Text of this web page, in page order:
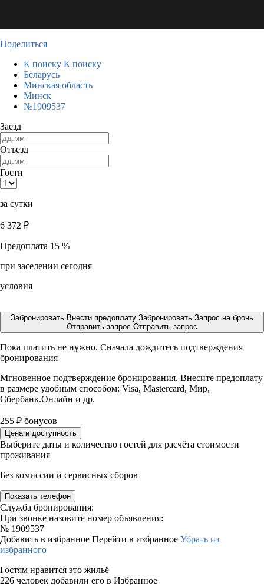
Поделиться
К поиску К поиску
Беларусь
Минская область
Минск
№1909537
Заезд
Отъезд
Гости
за сутки
6 372 ₽
Предоплата 15 %
при заселении сегодня
условия
Забронировать Внести предоплату Забронировать Запрос на бронь
Отправить запрос Отправить запрос
Пока платить не нужно. Сначала дождитесь подтверждения
бронирования
Мгновенное подтверждение бронирования. Внесите предоплату
в размере удобным способом: Visa, Mastercard, Мир,
Сбербанк.Онлайн и др.
255 ₽ бонусов
Цена и доступность
Выберите даты и количество гостей для расчёта стоимости
проживания
Без комиссии и сервисных сборов
Показать телефон
Служба бронирования:
При звонке назовите номер объявления:
№ 1909537
Добавить в избранное Перейти в избранное Убрать из
избранного
Гостям нравится это жильё
226 человек добавили его в Избранное